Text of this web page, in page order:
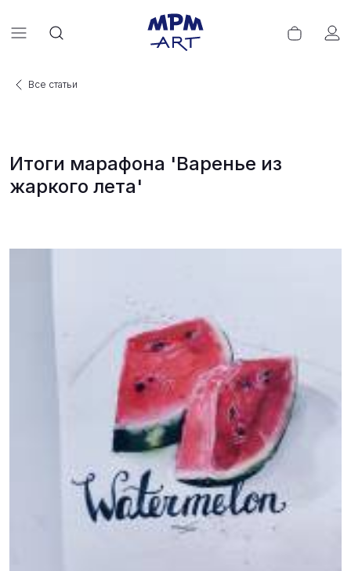
Все статьи
Итоги марафона 'Варенье из
жаркого лета'
19 сентября 2017